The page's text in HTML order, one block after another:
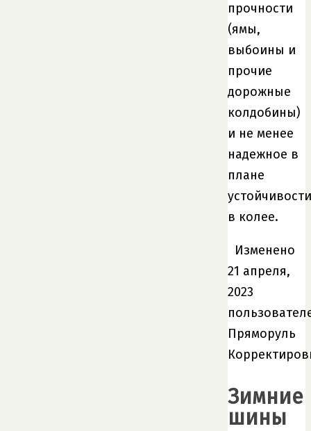
прочности
(ямы,
выбоины и
прочие
дорожные
колдобины)
и не менее
надежное в
плане
устойчивости
в колее.
Изменено
21 апреля,
2023
Пряморуль
Зимние
шины